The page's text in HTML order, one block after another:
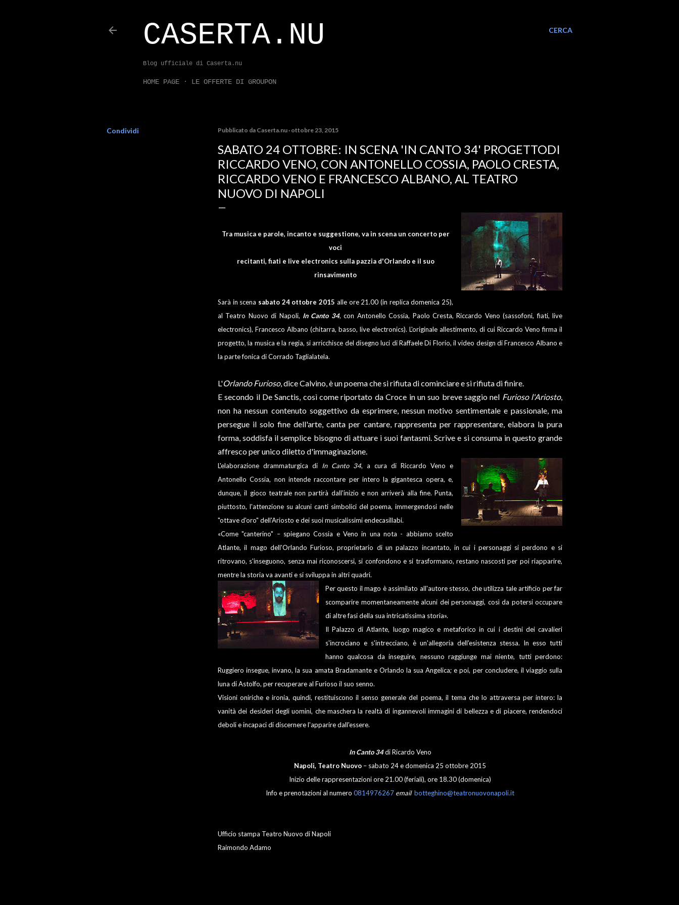
CERCA
CASERTA.NU
Blog ufficiale di Caserta.nu
HOME PAGE LE OFFERTE DI GROUPON
Condividi Pubblicato da Caserta.nu ottobre 23, 2015
SABATO 24 OTTOBRE: IN SCENA 'IN CANTO 34' PROGETTODI
RICCARDO VENO, CON ANTONELLO COSSIA, PAOLO CRESTA,
RICCARDO VENO E FRANCESCO ALBANO, AL TEATRO
NUOVO DI NAPOLI
Tra musica e parole, incanto e suggestione, va in scena un concerto per
voci
recitanti, fiati e live electronics sulla pazzia d'Orlando e il suo
rinsavimento
Sarà in scena sabato 24 ottobre 2015 alle ore 21.00 (in replica domenica 25),
al Teatro Nuovo di Napoli, In Canto 34, con Antonello Cossia, Paolo Cresta, Riccardo Veno (sassofoni, fiati, live
electronics), Francesco Albano (chitarra, basso, live electronics). L'originale allestimento, di cui Riccardo Veno firma il
progetto, la musica e la regia, si arricchisce del disegno luci di Raffaele Di Florio, il video design di Francesco Albano e
la parte fonica di Corrado Taglialatela.
L'Orlando Furioso, dice Calvino, è un poema che si rifiuta di cominciare e si rifiuta di finire.
E secondo il De Sanctis, così come riportato da Croce in un suo breve saggio nel Furioso l'Ariosto,
non ha nessun contenuto soggettivo da esprimere, nessun motivo sentimentale e passionale, ma
persegue il solo fine dell'arte, canta per cantare, rappresenta per rappresentare, elabora la pura
forma, soddisfa il semplice bisogno di attuare i suoi fantasmi. Scrive e si consuma in questo grande
affresco per unico diletto d'immaginazione.
L'elaborazione drammaturgica di In Canto 34, a cura di Riccardo Veno e
Antonello Cossia, non intende raccontare per intero la gigantesca opera, e,
dunque, il gioco teatrale non partirà dall'inizio e non arriverà alla fine. Punta,
piuttosto, l'attenzione su alcuni canti simbolici del poema, immergendosi nelle
"ottave d'oro" dell'Ariosto e dei suoi musicalissimi endecasillabi.
«Come "canterino" – spiegano Cossia e Veno in una nota - abbiamo scelto
Atlante, il mago dell'Orlando Furioso, proprietario di un palazzo incantato, in cui i personaggi si perdono e si
ritrovano, s'inseguono, senza mai riconoscersi, si confondono e si trasformano, restano nascosti per poi riapparire,
mentre la storia va avanti e si sviluppa in altri quadri.
Per questo il mago è assimilato all'autore stesso, che utilizza tale artificio per far
scomparire momentaneamente alcuni dei personaggi, così da potersi occupare
di altre fasi della sua intricatissima storia».
Il Palazzo di Atlante, luogo magico e metaforico in cui i destini dei cavalieri
s'incrociano e s'intrecciano, è un'allegoria dell'esistenza stessa. In esso tutti
hanno qualcosa da inseguire, nessuno raggiunge mai niente, tutti perdono:
Ruggiero insegue, invano, la sua amata Bradamante e Orlando la sua Angelica; e poi, per concludere, il viaggio sulla
luna di Astolfo, per recuperare al Furioso il suo senno.
Visioni oniriche e ironia, quindi, restituiscono il senso generale del poema, il tema che lo attraversa per intero: la
vanità dei desideri degli uomini, che maschera la realtà di ingannevoli immagini di bellezza e di piacere, rendendoci
deboli e incapaci di discernere l'apparire dall'essere.
In Canto 34di Ricardo Veno
Napoli, Teatro Nuovo – sabato 24 e domenica 25 ottobre 2015
Inizio delle rappresentazioni ore 21.00 (feriali), ore 18.30 (domenica)
Info e prenotazioni al numero 0814976267 email botteghino@teatronuovonapoli.it
Ufficio stampa Teatro Nuovo di Napoli
Raimondo Adamo